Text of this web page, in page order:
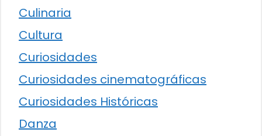
Culinaria
Cultura
Curiosidades
Curiosidades cinematográficas
Curiosidades Históricas
Danza